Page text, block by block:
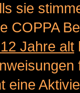
sie
COPPA
Jahre alt
eine